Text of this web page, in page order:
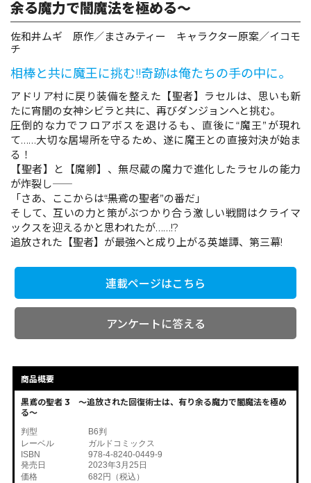
リキューレ
コミックパルフェ
コミックエッセイ
閉じる
余る魔力で闇魔法を極める～
佐和井ムギ 原作／まさみティー キャラクター原案／イコモ
チ
相棒と共に魔王に挑む!!奇跡は俺たちの手の中に。
アドリア村に戻り装備を整えた【聖者】ラセルは、思いも新
たに宵闇の女神シビラと共に、再びダンジョンへと挑む。
圧倒的な力でフロアボスを退けるも、直後に“魔王”が現れ
て……大切な居場所を守るため、遂に魔王との直接対決が始ま
る！
【聖者】と【魔卿】、無尽蔵の魔力で進化したラセルの能力
が炸裂し――
「さあ、ここからは――“黒鳶の聖者”の番だ」
そして、互いの力と策がぶつかり合う激しい戦闘はクライマ
ックスを迎えるかと思われたが……!?
追放された【聖者】が最強へと成り上がる英雄譚、第三幕!
連載ページはこちら
アンケートに答える
商品概要
黒鳶の聖者 3 ～追放された回復術士は、有り余る魔力で闇魔法を極め
る～
判型
B6判
レーベル
ガルドコミックス
ISBN
978-4-8240-0449-9
発売日
2023年3月25日
価格
682円（税込）